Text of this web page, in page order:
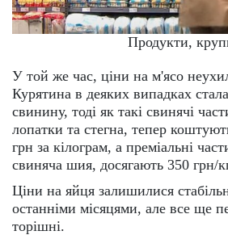
Продукти,
У той же час, ціни на м'ясо
Курятина в деяких випадках
свинину, тоді як такі свинячі
лопатки та стегна, тепер
грн за кілограм, а преміальні
свиняча шия, досягають 350 грн/
Ціни на яйця залишилися
останніми місяцями, але все ще
торішні.